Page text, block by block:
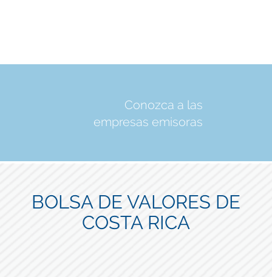
Conozca a las
empresas emisoras
BOLSA DE VALORES DE
COSTA RICA